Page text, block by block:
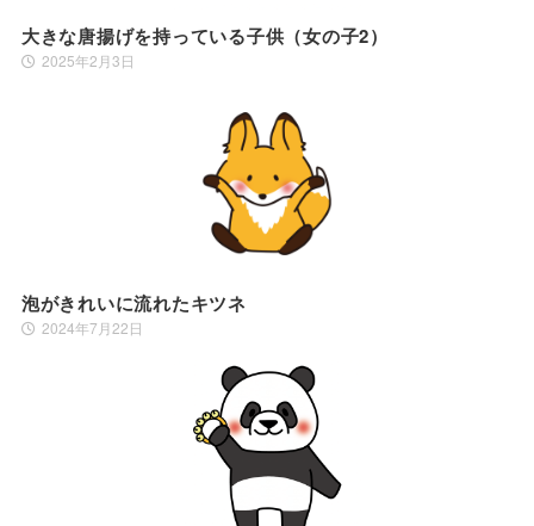
大きな唐揚げを持っている子供（女の子2）
2025年2月3日
泡がきれいに流れたキツネ
2024年7月22日